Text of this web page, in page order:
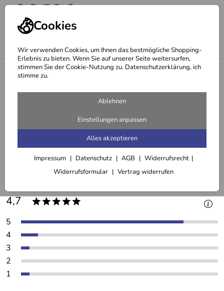
Cookies
Wir verwenden Cookies, um Ihnen das bestmögliche Shopping-
Erlebnis zu bieten. Wenn Sie auf unserer Seite weitersurfen,
stimmen Sie der Cookie-Nutzung zu. Datenschutzerklärung, ich
stimme zu.
Ablehnen
Einstellungen anpassen
Alles akzeptieren
Impressum Datenschutz AGB
Widerrufsrecht
Widerrufsformular
Vertrag widerrufen
Biotinta Naturhaarfarbe aus Pflanzenextrakten
zurück zum Artikel
Kundenbewertungen für Biotinta
Naturhaarfarbe aus
Pflanzenextrakten (23)
4,7 *****
5
4
3
2
1